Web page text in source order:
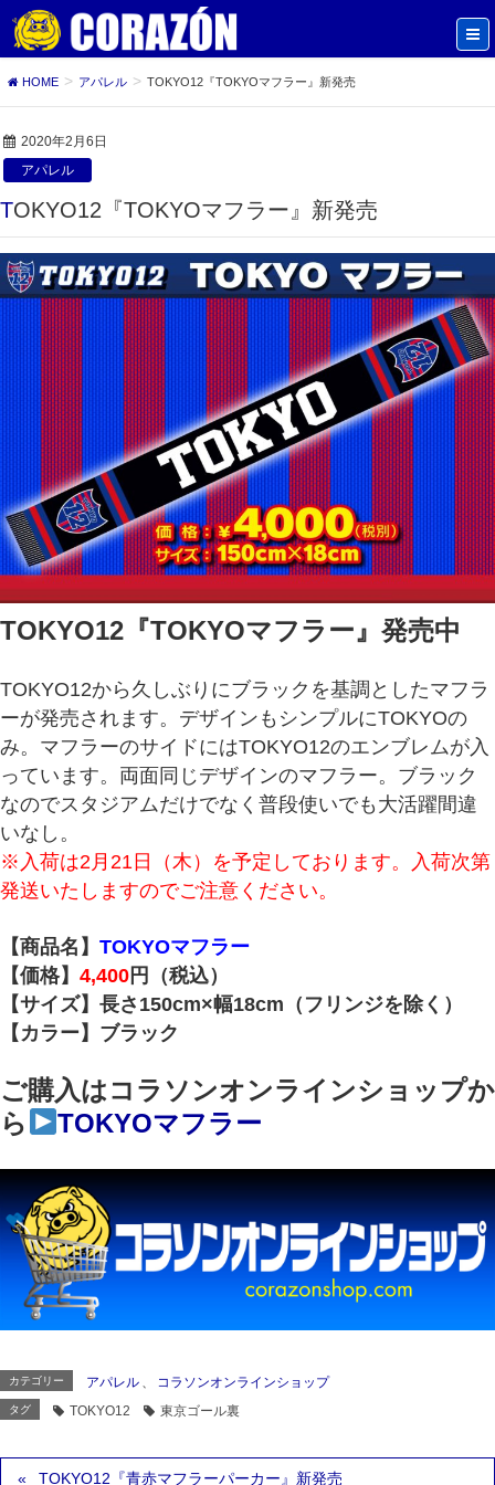
HOME アパレル TOKYO12『TOKYOマフラー』新発売
2020年2月6日
アパレル
TOKYO12『TOKYOマフラー』新発売
TOKYO12『TOKYOマフラー』発売中
TOKYO12から久しぶりにブラックを基調としたマフラ
ーが発売されます。デザインもシンプルにTOKYOの
み。マフラーのサイドにはTOKYO12のエンブレムが入
っています。両面同じデザインのマフラー。ブラック
なのでスタジアムだけでなく普段使いでも大活躍間違
いなし。
※入荷は2月21日（木）を予定しております。入荷次第
発送いたしますのでご注意ください。
【商品名】 TOKYOマフラー
【価格】 4,400 円（税込）
【サイズ】長さ150cm×幅18cm（フリンジを除く）
【カラー】ブラック
ご購入はコラソンオンラインショップか
ら
TOKYOマフラー
カテゴリー アパレル 、 コラソンオンラインショップ
タグ TOKYO12 東京ゴール裏
TOKYO12『青赤マフラーパーカー』新発売